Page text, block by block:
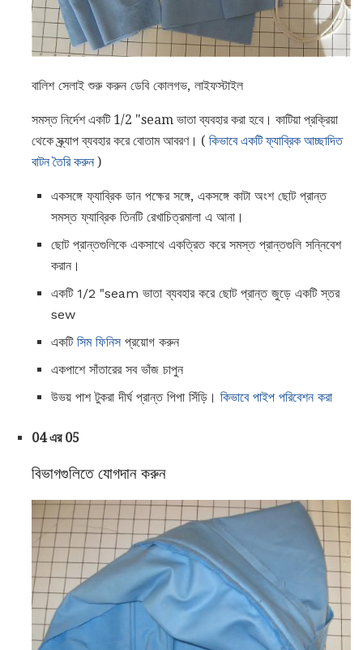
বালিশ সেলাই শুরু করুন ডেবি কোলগভ, লাইফস্টাইল
সমস্ত নির্দেশ একটি 1/2 "seam ভাতা ব্যবহার করা হবে। কাটিয়া প্রক্রিয়া
থেকে স্ক্র্যাপ ব্যবহার করে বোতাম আবরণ। ( কিভাবে একটি ফ্যাব্রিক আচ্ছাদিত
বাটন তৈরি করুন)
একসঙ্গে ফ্যাব্রিক ডান পক্ষের সঙ্গে, একসঙ্গে কাটা অংশ ছোট প্রান্ত
সমস্ত ফ্যাব্রিক তিনটি রেখাচিত্রমালা এ আনা।
ছোট প্রান্তগুলিকে একসাথে একত্রিত করে সমস্ত প্রান্তগুলি সন্নিবেশ
করান।
একটি 1/2 "seam ভাতা ব্যবহার করে ছোট প্রান্ত জুড়ে একটি স্তর
sew
একটি সিম ফিনিসপ্রয়োগ করুন
একপাশে সাঁতারের সব ভাঁজ চাপুন
উভয় পাশ টুকরা দীর্ঘ প্রান্ত পিপা সিঁড়ি। কিভাবে পাইপ পরিবেশন করা
04 এর 05
বিভাগগুলিতে যোগদান করুন